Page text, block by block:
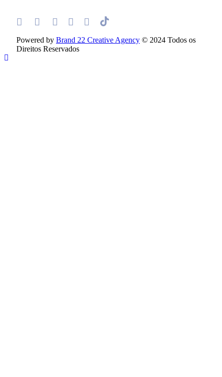
Powered by Brand 22 Creative Agency © 2024 Todos os
Direitos Reservados